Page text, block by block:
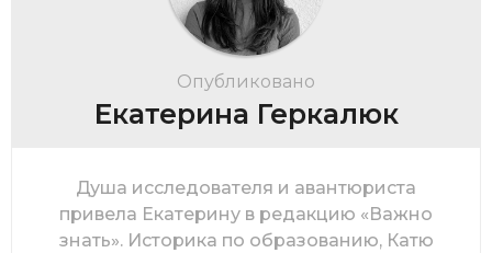
Опубликовано
Екатерина Геркалюк
Душа исследователя и авантюриста
привела Екатерину в редакцию «Важно
знать». Историка по образованию, Катю